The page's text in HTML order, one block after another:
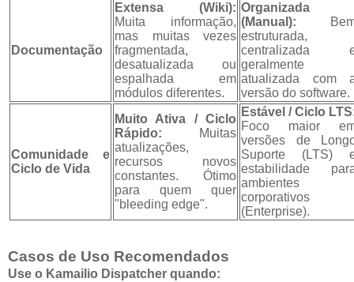
Documentação
Extensa (Wiki):
Muita informação,
mas muitas vezes
fragmentada,
desatualizada ou
espalhada em
módulos diferentes.
Organizada
(Manual):
estruturada,
centralizada
geralmente
atualizada com
versão do software.
Comunidade e
Ciclo de Vida
Muito Ativa / Ciclo
Rápido: Muitas
atualizações,
recursos novos
constantes. Ótimo
para quem quer
"bleeding edge".
Estável / Ciclo
Foco maior
versões de
Suporte (LTS)
estabilidade
ambientes
corporativos
(Enterprise).
Casos de Uso Recomendados
Use o Kamailio Dispatcher quando: